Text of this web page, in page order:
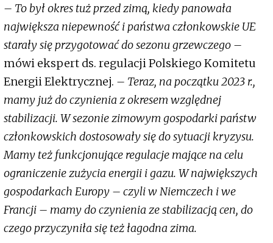
– To był okres tuż przed zimą, kiedy panowała
największa niepewność i państwa członkowskie UE
starały się przygotować do sezonu grzewczego –
mówi ekspert ds. regulacji Polskiego Komitetu
Energii Elektrycznej. – Teraz, na początku 2023 r.,
mamy już do czynienia z okresem względnej
stabilizacji. W sezonie zimowym gospodarki państw
członkowskich dostosowały się do sytuacji kryzysu.
Mamy też funkcjonujące regulacje mające na celu
ograniczenie zużycia energii i gazu. W największych
gospodarkach Europy – czyli w Niemczech i we
Francji – mamy do czynienia ze stabilizacją cen, do
czego przyczyniła się też łagodna zima.